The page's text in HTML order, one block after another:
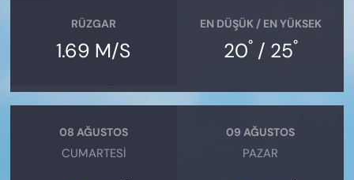
RÜZGAR
1.69 M/S
EN DÜŞÜK / EN YÜKSEK
20°/ 25°
08 AĞUSTOS
CUMARTESI
09 AĞUSTOS
PAZAR